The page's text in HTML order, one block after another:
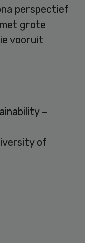
perspectief
grote
vooruit
–
of